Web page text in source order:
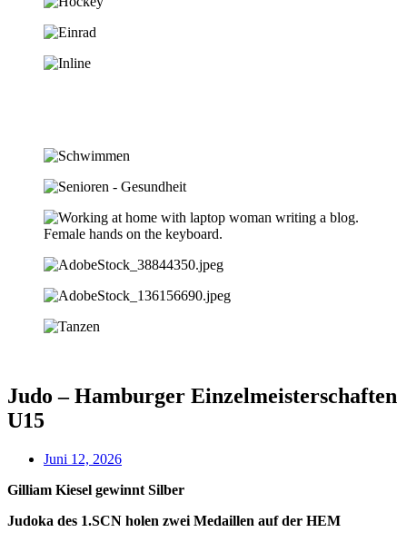
Judo – Hamburger Einzelmeisterschaften
U15
Juni 12, 2026
Gilliam Kiesel gewinnt Silber
Judoka des 1.SCN holen zwei Medaillen auf der HEM